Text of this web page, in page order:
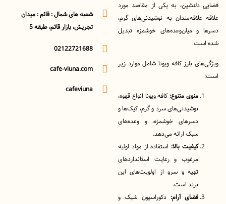
به یکی از مقاصد مورد
به نوشیدنی‌های گرم،
میان‌وعده‌های خوشمزه تبدیل
بارز کافه ویونا شامل موارد زیر
منوی متنوع:کافه ویونا انواع قهوه،
نوشیدنی‌های سرد و گرم، کیک‌ها و
دسرهای خوشمزه، و وعده‌های
سبک ارائه می‌دهد.
کیفیت بالا:استفاده از مواد اولیه
مرغوب و رعایت استانداردهای
تهیه و سرو از اولویت‌های این
برند است.
فضای آرام:دکوراسیون شیک و
شعبه های شمال : قائم : میدان
تجریش، بازار قائم، طبقه 5
02122721688
cafe-viuna.com
cafeviuna